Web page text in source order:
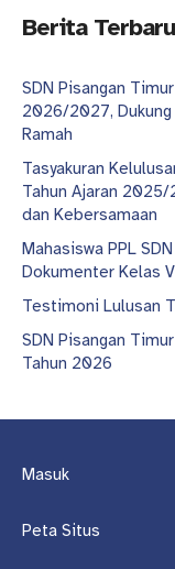
Berita Terbaru
SDN Pisangan
2026/2027, Dukung
Ramah
Tasyakuran
Tahun Ajaran 2025/
dan Kebersamaan
Mahasiswa PPL
Dokumenter Kelas
Testimoni Lulusan
SDN Pisangan
Tahun 2026
Masuk
Peta Situs